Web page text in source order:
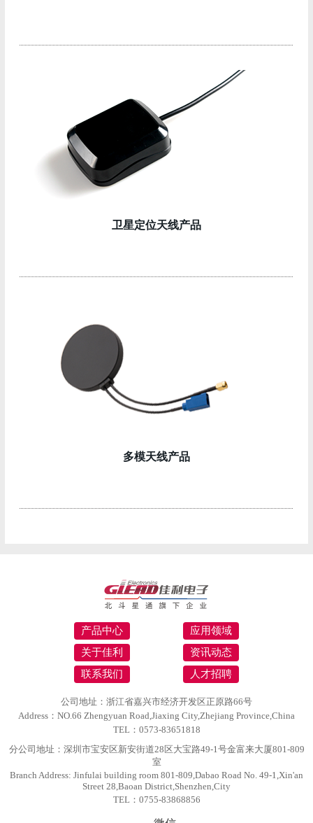
卫星定位天线产品
多模天线产品
产品中心
应用领域
关于佳利
资讯动态
联系我们
人才招聘
公司地址：浙江省嘉兴市经济开发区正原路66号
Address：NO.66 Zhengyuan Road,Jiaxing City,Zhejiang Province,China
TEL：0573-83651818
分公司地址：深圳市宝安区新安街道28区大宝路49-1号金富来大厦801-809
室
Branch Address: Jinfulai building room 801-809,Dabao Road No. 49-1,Xin'an
Street 28,Baoan District,Shenzhen,City
TEL：0755-83868856